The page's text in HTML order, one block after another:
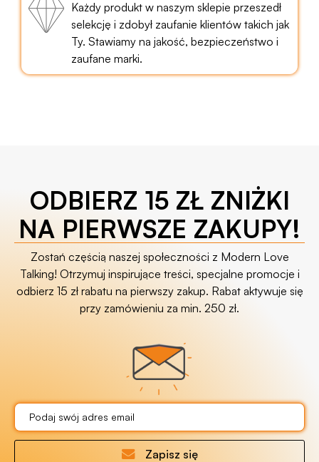
Każdy produkt w naszym sklepie przeszedł
selekcję i zdobył zaufanie klientów takich jak
Ty. Stawiamy na jakość, bezpieczeństwo i
zaufane marki.
ODBIERZ 15 ZŁ ZNIŻKI
NA PIERWSZE ZAKUPY!
Zostań częścią naszej społeczności z Modern Love
Talking! Otrzymuj inspirujące treści, specjalne promocje i
odbierz 15 zł rabatu na pierwszy zakup. Rabat aktywuje się
przy zamówieniu za min. 250 zł.
Zapisz się